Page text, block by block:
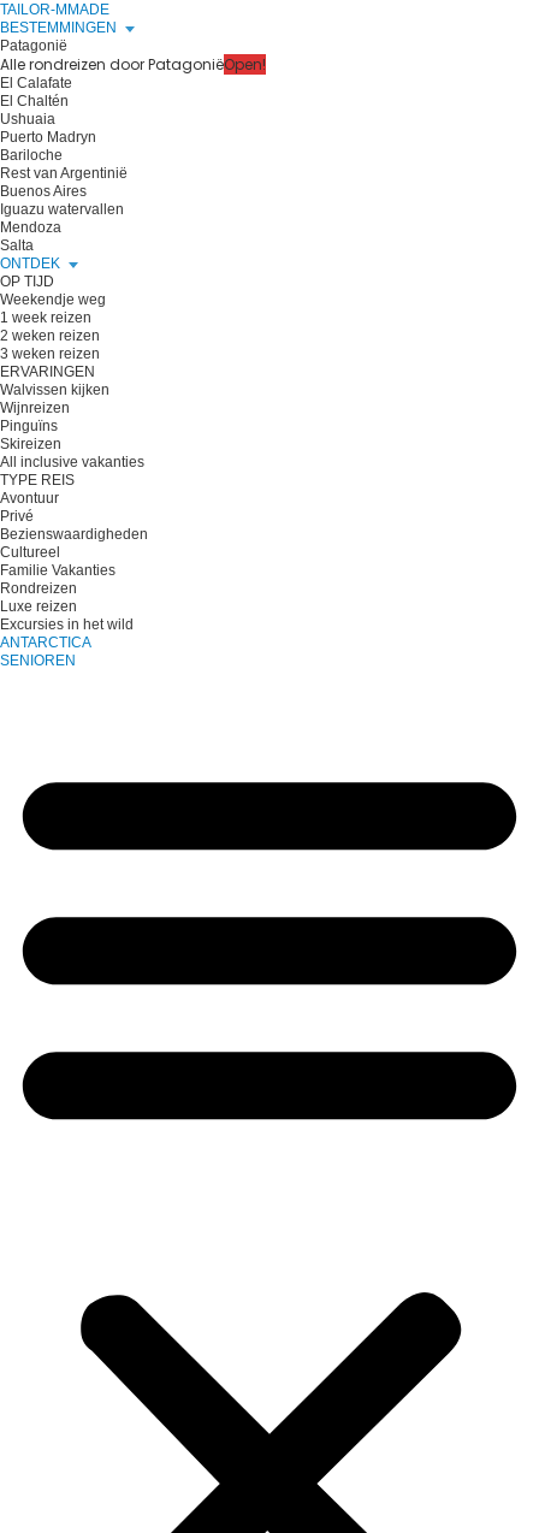
TAILOR-MMADE
BESTEMMINGEN
Patagonië
Alle rondreizen door PatagoniëOpen!
El Calafate
El Chaltén
Ushuaia
Puerto Madryn
Bariloche
Rest van Argentinië
Buenos Aires
Iguazu watervallen
Mendoza
Salta
ONTDEK
OP TIJD
Weekendje weg
1 week reizen
2 weken reizen
3 weken reizen
ERVARINGEN
Walvissen kijken
Wijnreizen
Pinguïns
Skireizen
All inclusive vakanties
TYPE REIS
Avontuur
Privé
Bezienswaardigheden
Cultureel
Familie Vakanties
Rondreizen
Luxe reizen
Excursies in het wild
ANTARCTICA
SENIOREN